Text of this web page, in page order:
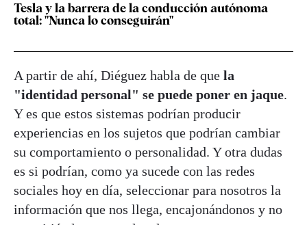
Tesla y la barrera de la conducción autónoma
total: "Nunca lo conseguirán"
A partir de ahí, Diéguez habla de que la
"identidad personal" se puede poner en jaque.
Y es que estos sistemas podrían producir
experiencias en los sujetos que podrían cambiar
su comportamiento o personalidad. Y otra dudas
es si podrían, como ya sucede con las redes
sociales hoy en día, seleccionar para nosotros la
información que nos llega, encajonándonos y no